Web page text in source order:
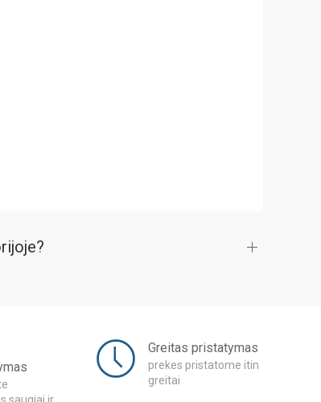
saugiai ir
Greitas pristatymas
prekes pristatome itin
greitai